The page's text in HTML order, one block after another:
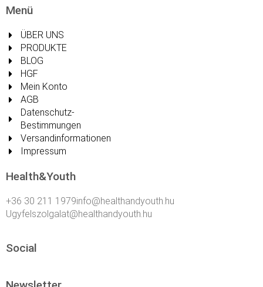
Menü
ÜBER UNS
PRODUKTE
BLOG
HGF
Mein Konto
AGB
Datenschutz-
Bestimmungen
Versandinformationen
Impressum
Health&Youth
+36 30 211 1979info@healthandyouth.hu
Ugyfelszolgalat@healthandyouth.hu
Social